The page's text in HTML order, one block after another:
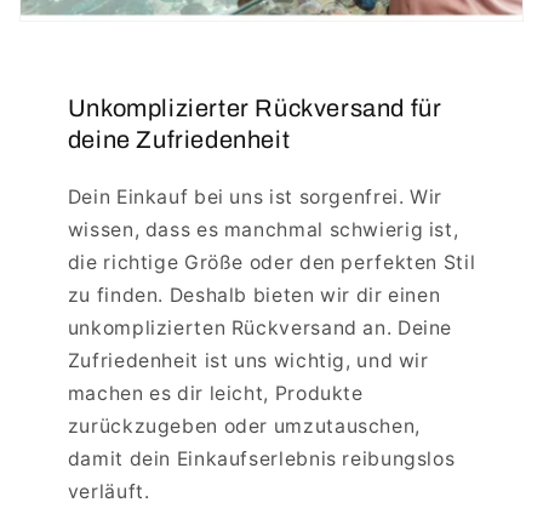
Unkomplizierter Rückversand für
deine Zufriedenheit
Dein Einkauf bei uns ist sorgenfrei. Wir
wissen, dass es manchmal schwierig ist,
die richtige Größe oder den perfekten Stil
zu finden. Deshalb bieten wir dir einen
unkomplizierten Rückversand an. Deine
Zufriedenheit ist uns wichtig, und wir
machen es dir leicht, Produkte
zurückzugeben oder umzutauschen,
damit dein Einkaufserlebnis reibungslos
verläuft.